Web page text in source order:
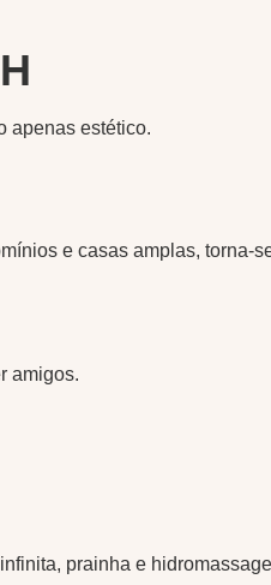
apenas estético.
e casas amplas, torna-
amigos.
prainha e